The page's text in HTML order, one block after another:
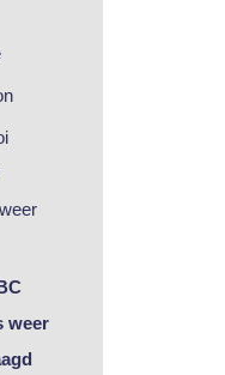
weer